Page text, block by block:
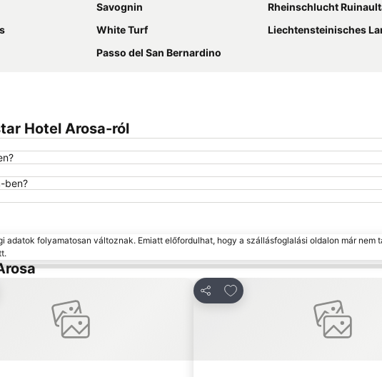
Savognin
Rheinschlucht
White Turf
Liechtensteinisches
Passo del San Bernardino
Hotel Arosa-ról
ben?
folyamatosan változnak. Emiatt előfordulhat, hogy a szállásfoglalási oldalon már nem
a kedvencekhez
Megosztás
Hozzáadás a kedvencekhez